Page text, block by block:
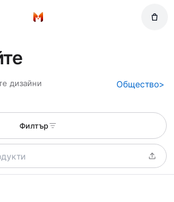
Начало
дизайни Общество>
Филтър